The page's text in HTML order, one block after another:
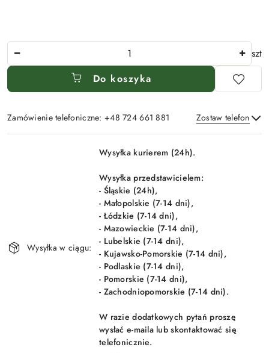
szt
Do koszyka
Zamówienie telefoniczne: +48 724 661 881 Zostaw telefon
Wyślij
Wysyłka w ciągu:
Wysyłka kurierem (24h).
Wysyłka przedstawicielem:
- Śląskie (24h),
- Małopolskie (7-14 dni),
- Łódzkie (7-14 dni),
- Mazowieckie (7-14 dni),
- Lubelskie (7-14 dni),
- Kujawsko-Pomorskie (7-14 dni),
- Podlaskie (7-14 dni),
- Pomorskie (7-14 dni),
- Zachodniopomorskie (7-14 dni).
W razie dodatkowych pytań proszę
wysłać e-maila lub skontaktować się
telefonicznie.